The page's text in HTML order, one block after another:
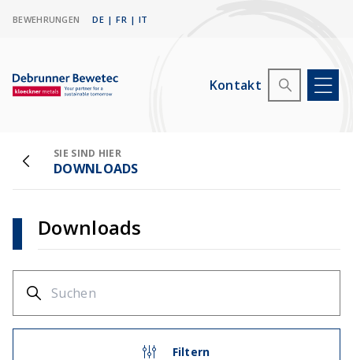
BEWEHRUNGEN IT
|
FR
|
DE
Kontakt
SIE SIND HIER
DOWNLOADS
Downloads
Filtern